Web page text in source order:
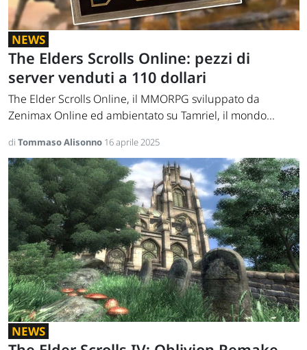
NEWS
The Elders Scrolls Online: pezzi di
server venduti a 110 dollari
The Elder Scrolls Online, il MMORPG sviluppato da
Zenimax Online ed ambientato su Tamriel, il mondo...
di Tommaso Alisonno 16 aprile 2025
NEWS